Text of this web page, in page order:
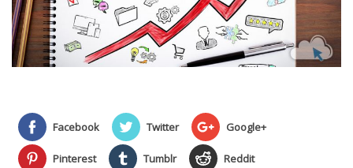
Facebook Twitter Google+
Pinterest Tumblr Reddit